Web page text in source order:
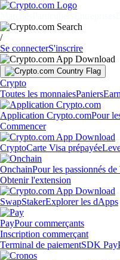
/
Se connecterS'inscrire
Crypto
Toutes les monnaiesPaniersEarn
Application Crypto.comPour
Commencer
CryptoCarte Visa prépayée
OnchainPour les passionnés de
Obtenir l'extension
SwapStakerExplorer les dApps
PayPour commerçants
Inscription commerçant
Terminal de paiementSDK Pay